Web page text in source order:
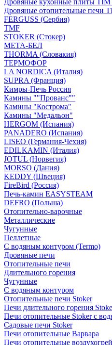
Дровяные кухонные плиты
Дровяные отопительные печи
FERGUSS (Сербия)
TMF
STOKER (Стокер)
МЕТА-БЕЛ
THORMA (Словакия)
ТЕРМОФОР
LA NORDICA (Италия)
SUPRA (Франция)
Кимры-Печь Россия
Камины ""Прованс""
Камины "Кострома"
Камины "Медальон"
HERGOM (Испания)
PANADERO (Испания)
LISEO (Германия-Чехия)
EDILKAMIN (Италия)
JOTUL (Норвегия)
MORSO (Дания)
KEDDY (Швеция)
FireBird (Россия)
Печь-камин EASYSTEAM
DEFRO (Польша)
Отопительно-варочные
Металлические
Чугунные
Пеллетные
С водяным контуром (Termo)
Дровяные печи
Отопительные печи
Длительного горения
Чугунные
C водяным контуром
Отопительные печи Stoker
Печи длительного горения
Печи отопительные Stoker с
Садовые печи Stoker
Печи отопительные Варвара
Печи отопительные